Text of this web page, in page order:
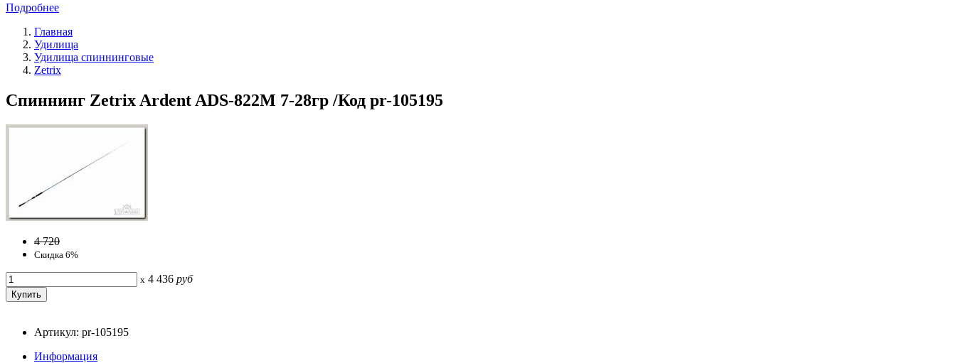
Подробнее
Главная
Удилища
Удилища спиннинговые
Zetrix
Спиннинг Zetrix Ardent ADS-822M 7-28гр /Код pr-105195
4 720
Скидка 6%
x 4 436 руб
Артикул: pr-105195
Информация